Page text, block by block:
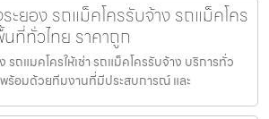
ะยอง รถแม็คโครรับจ้าง รถแม็คโคร
ที่ทั่วไทย ราคาถูก
รถแมคโครให้เช่า รถแม็คโครรับจ้าง บริการทั่ว
พร้อมด้วยทีมงานที่มีประสบการณ์ และ